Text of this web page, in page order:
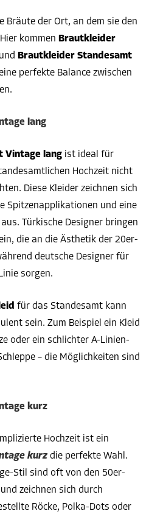
Bräute der Ort, an dem sie den
kommen Brautkleider
und Brautkleider Standesamt
perfekte Balance zwischen
lang
Vintage lang ist ideal für
Hochzeit nicht
Diese Kleider zeichnen sich
Spitzenapplikationen und eine
Türkische Designer bringen
die an die Ästhetik der 20er-
deutsche Designer für
sorgen.
für das Standesamt kann
sein. Zum Beispiel ein Kleid
oder ein schlichter A-Linien-
– die Möglichkeiten sind
kurz
Hochzeit ist ein
kurz die perfekte Wahl.
Stil sind oft von den 50er-
zeichnen sich durch
Röcke, Polka-Dots oder